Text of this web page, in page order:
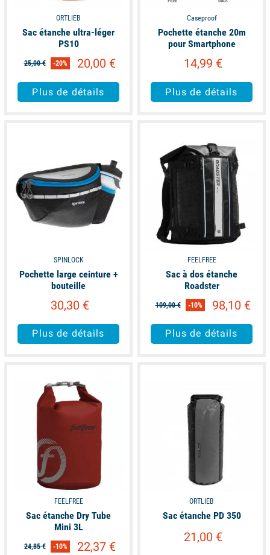
ORTLIEB
Sac étanche ultra-léger
PS10
25,00 € -20% 20,00 €
Plus de détails
Caseproof
Pochette étanche 20m
pour Smartphone
14,99 €
Plus de détails
SPINLOCK
Pochette large ceinture +
bouteille
30,30 €
Plus de détails
FEELFREE
Sac à dos étanche
Roadster
109,00 € -10% 98,10 €
Plus de détails
FEELFREE
Sac étanche Dry Tube
Mini 3L
24,85 € -10% 22,37 €
ORTLIEB
Sac étanche PD 350
21,00 €